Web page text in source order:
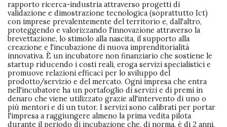
rapporto ricerca-industria attraverso progetti di
validazione e dimostrazione tecnologica (soprattutto Ict)
con imprese prevalentemente del territorio e, dall'altro,
proteggendo e valorizzando l'innovazione attraverso la
brevettazione, lo stimolo alla nascita, il supporto alla
creazione e l'incubazione di nuova imprenditorialità
innovativa. È un incubatore non finanziario che sostiene le
startup riducendo i costi reali, eroga servizi specialistici e
promuove relazioni efficaci per lo sviluppo del
prodotto/servizio e del mercato. Ogni impresa che entra
nell'incubatore ha un portafoglio di servizi e di premi in
denaro che viene utilizzato grazie all'intervento di uno o
più mentori e di un tutor. I servizi sono calibrati per portar
l'impresa a raggiungere almeno la prima vedita pilota
durante il periodo di incubazione che, di norma, è di 2 anni.